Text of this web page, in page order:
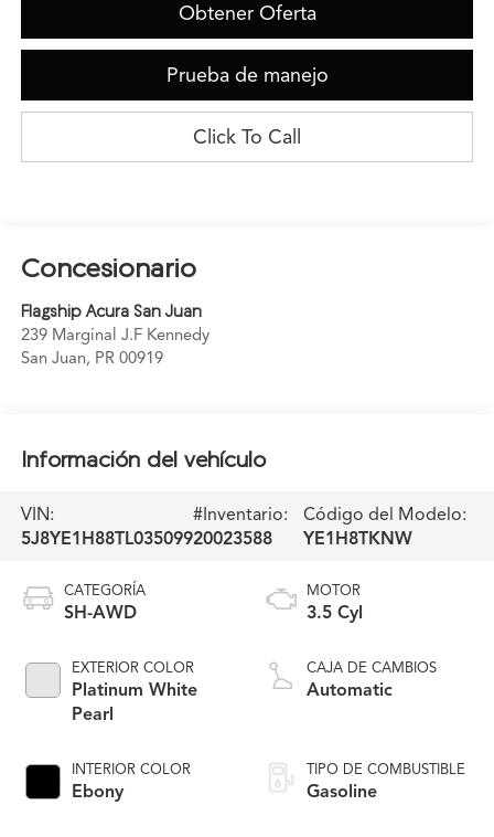
Obtener Oferta
Prueba de manejo
Click To Call
Concesionario
Flagship Acura San Juan
239 Marginal J.F Kennedy
San Juan, PR 00919
Información del vehículo
VIN:
5J8YE1H88TL035099
#Inventario:
20023588
Código del Modelo:
YE1H8TKNW
CATEGORÍA
SH-AWD
EXTERIOR COLOR
Platinum White
Pearl
INTERIOR COLOR
Ebony
MOTOR
3.5 Cyl
CAJA DE CAMBIOS
Automatic
TIPO DE COMBUSTIBLE
Gasoline